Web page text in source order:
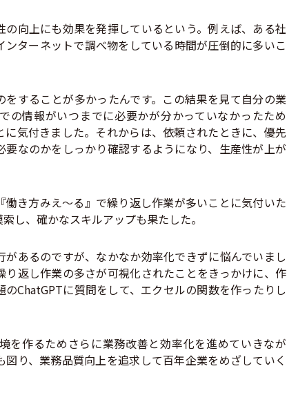
向上にも効果を発揮しているという。例えば、ある社
ターネットで調べ物をしている時間が圧倒的に多いこ
することが多かったんです。この結果を見て自分の業
の情報がいつまでに必要かが分かっていなかったため
気付きました。それからは、依頼されたときに、優先
なのかをしっかり確認するようになり、生産性が上が
き方みえ～る』で繰り返し作業が多いことに気付いた
し、確かなスキルアップも果たした。
あるのですが、なかなか効率化できずに悩んでいまし
り返し作業の多さが可視化されたことをきっかけに、作
ChatGPTに質問をして、エクセルの関数を作ったりし
を作るためさらに業務改善と効率化を進めていきなが
り、業務品質向上を追求して百年企業をめざしていく